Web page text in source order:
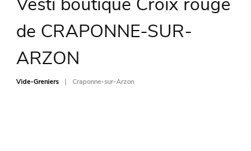
de CRAPONNE-SUR-
ARZON
Vide-Greniers Craponne-sur-Arzon